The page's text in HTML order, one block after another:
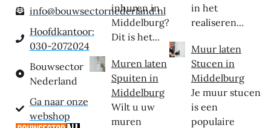
info@bouwsectornederland.nl
Hoofdkantoor:
030-2072024
Bouwsector
Nederland
Ga naar onze
webshop
inhuren in
Middelburg?
Dit is het...
Muren laten
Spuiten in
Middelburg
Wilt u uw
muren
in het
realiseren...
Muur laten
Stucen in
Middelburg
Je muur stucen
is een
populaire